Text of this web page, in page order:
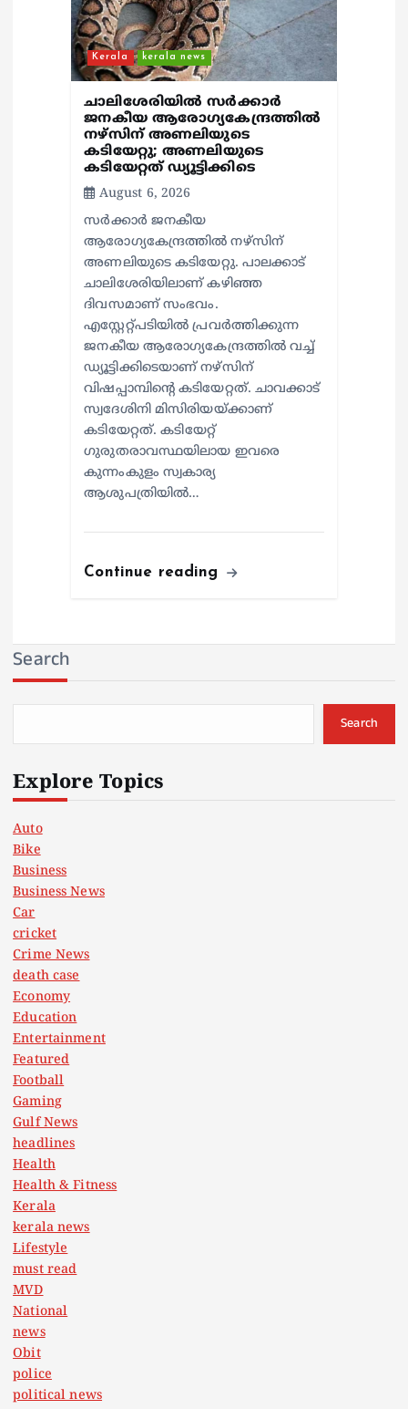
Kerala kerala news
ചാലിശേരിയില്‍ സര്‍ക്കാര്‍
ജനകീയ ആരോഗ്യകേന്ദ്രത്തില്‍
നഴ്സിന് അണലിയുടെ
കടിയേറ്റു; അണലിയുടെ
കടിയേറ്റത് ഡ്യൂട്ടിക്കിടെ
August 6, 2026
സര്‍ക്കാര്‍ ജനകീയ
ആരോഗ്യകേന്ദ്രത്തില്‍ നഴ്സിന്
അണലിയുടെ കടിയേറ്റു. പാലക്കാട്
ചാലിശേരിയിലാണ് കഴിഞ്ഞ
ദിവസമാണ് സംഭവം.
എസ്റ്റേറ്റ്പടിയില്‍ പ്രവര്‍ത്തിക്കുന്ന
ജനകീയ ആരോഗ്യകേന്ദ്രത്തില്‍ വച്ച്
ഡ്യൂട്ടിക്കിടെയാണ് നഴ്സിന്
വിഷപ്പാമ്പിന്റെ കടിയേറ്റത്. ചാവക്കാട്
സ്വദേശിനി മിസിരിയയ്ക്കാണ്
കടിയേറ്റത്. കടിയേറ്റ്
ഗുരുതരാവസ്ഥയിലായ ഇവരെ
കുന്നംകുളം സ്വകാര്യ
ആശുപത്രിയില്‍…
Continue reading
Search
Search
Explore Topics
Auto
Bike
Business
Business News
Car
cricket
Crime News
death case
Economy
Education
Entertainment
Featured
Football
Gaming
Gulf News
headlines
Health
Health & Fitness
Kerala
kerala news
Lifestyle
must read
MVD
National
news
Obit
police
political news